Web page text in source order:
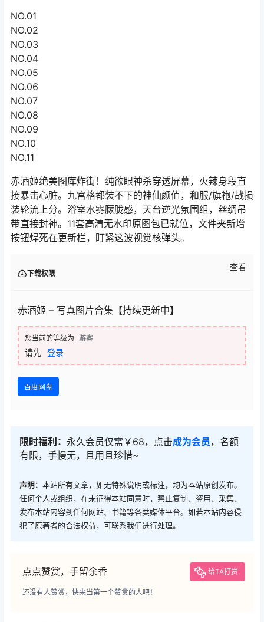
NO.01
NO.02
NO.03
NO.04
NO.05
NO.06
NO.07
NO.08
NO.09
NO.10
NO.11
赤酒姬绝美图库炸街！纯欲眼神杀穿透屏幕，火辣身段直
接暴击心脏。九宫格都装不下的神仙颜值，和服/旗袍/战损
装轮流上分。浴室水雾朦胧感，天台逆光氛围组，丝绸吊
带直接封神。11套高清无水印原图包已就位，文件夹新增
按钮焊死在更新栏，盯紧这波视觉核弹头。
下载权限
查看
赤酒姬 – 写真图片合集【持续更新中】
您当前的等级为 游客
请先 登录
百度网盘
限时福利： 永久会员仅需￥68，点击成为会员 ，名额
有限，手慢无，且用且珍惜~
声明： 本站所有文章，如无特殊说明或标注，均为本站原创发布。
任何个人或组织，在未征得本站同意时，禁止复制、盗用、采集、
发布本站内容到任何网站、书籍等各类媒体平台。如若本站内容侵
犯了原著者的合法权益，可联系我们进行处理。
点点赞赏，手留余香 给TA打赏
还没有人赞赏，快来当第一个赞赏的人吧！